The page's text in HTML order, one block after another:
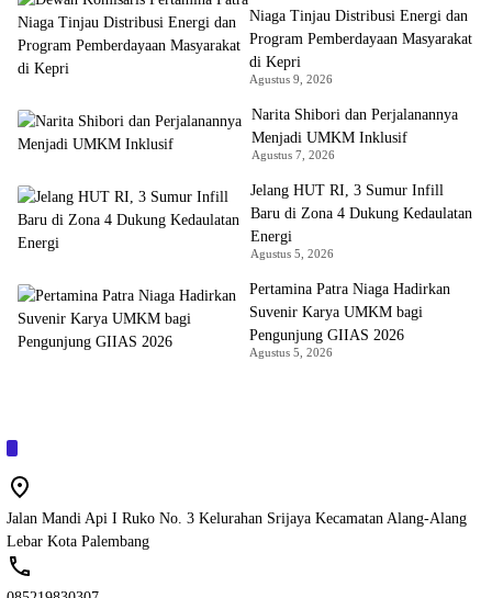
Niaga Tinjau Distribusi Energi dan
Program Pemberdayaan Masyarakat
di Kepri
Agustus 9, 2026
Narita Shibori dan Perjalanannya
Menjadi UMKM Inklusif
Agustus 7, 2026
Jelang HUT RI, 3 Sumur Infill
Baru di Zona 4 Dukung Kedaulatan
Energi
Agustus 5, 2026
Pertamina Patra Niaga Hadirkan
Suvenir Karya UMKM bagi
Pengunjung GIIAS 2026
Agustus 5, 2026
Jalan Mandi Api I Ruko No. 3 Kelurahan Srijaya Kecamatan Alang-Alang
Lebar Kota Palembang